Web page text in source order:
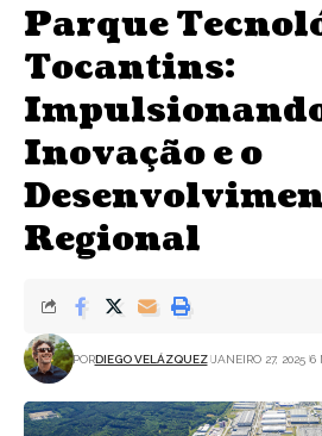
Parque
Tocantins:
Inovação e o
Regional
PORDIEGO VELÁZQUEZ JANEIRO 27, 2025 6